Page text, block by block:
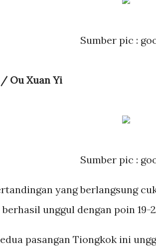
Sumber pic :
Ou Xuan Yi
Sumber pic :
yang berlangsung
unggul dengan poin 19-
pasangan Tiongkok ini